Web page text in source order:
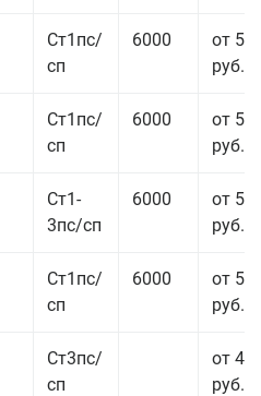
Ст1пс/
сп
6000
от 53
руб.
Ст1пс/
сп
6000
от 53
руб.
Ст1-
3пс/сп
6000
от 55
руб.
Ст1пс/
сп
6000
от 55
руб.
Ст3пс/
сп
от 44
руб.